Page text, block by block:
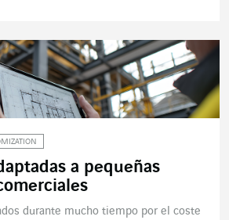
a pequeñas
durante mucho tiempo por el coste